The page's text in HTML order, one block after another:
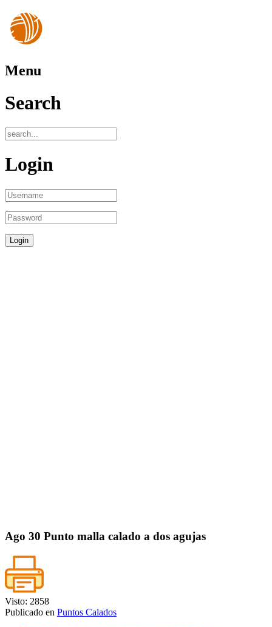
Menu
Search
Login
Ago 30 Punto malla calado a dos agujas
Visto: 2858
Publicado en Puntos Calados